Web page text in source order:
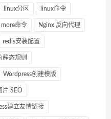
linux分区 linux命令
more命令 Nginx 反向代理
redis安装配置
静态规则
Wordpress创建模版
片 SEO
建立友情链接